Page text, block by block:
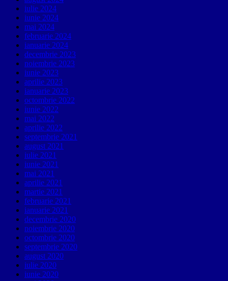
iulie 2024
iunie 2024
mai 2024
februarie 2024
ianuarie 2024
decembrie 2023
noiembrie 2023
iunie 2023
aprilie 2023
ianuarie 2023
octombrie 2022
iunie 2022
mai 2022
aprilie 2022
septembrie 2021
august 2021
iulie 2021
iunie 2021
mai 2021
aprilie 2021
martie 2021
februarie 2021
ianuarie 2021
decembrie 2020
noiembrie 2020
octombrie 2020
septembrie 2020
august 2020
iulie 2020
iunie 2020